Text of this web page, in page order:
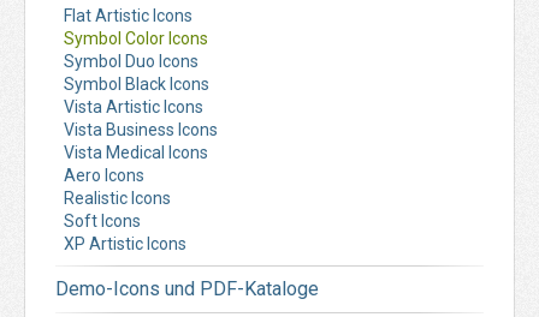
Flat Artistic Icons
Symbol Color Icons
Symbol Duo Icons
Symbol Black Icons
Vista Artistic Icons
Vista Business Icons
Vista Medical Icons
Aero Icons
Realistic Icons
Soft Icons
XP Artistic Icons
Demo-Icons und PDF-Kataloge